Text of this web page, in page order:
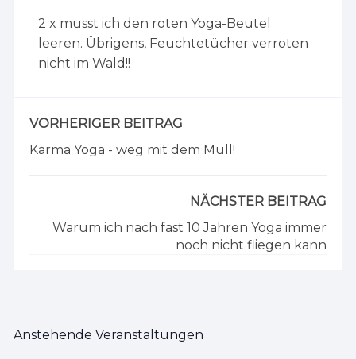
2 x musst ich den roten Yoga-Beutel
leeren. Übrigens, Feuchtetücher verroten
nicht im Wald!!
VORHERIGER BEITRAG
Karma Yoga - weg mit dem Müll!
NÄCHSTER BEITRAG
Warum ich nach fast 10 Jahren Yoga immer
noch nicht fliegen kann
Anstehende Veranstaltungen